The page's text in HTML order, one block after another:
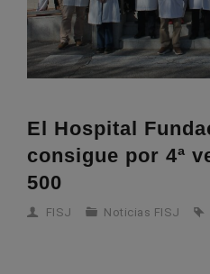
El Hospital
consigue por 4ª
500
FISJ Noticias FISJ